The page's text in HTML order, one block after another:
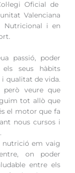
Oficial de
Valenciana
Nutricional i en
passió, poder
seus hàbits
qualitat de vida.
però veure que
tot allò que
el motor que fa
nous cursos i
nutrició em vaig
on poder
entre els